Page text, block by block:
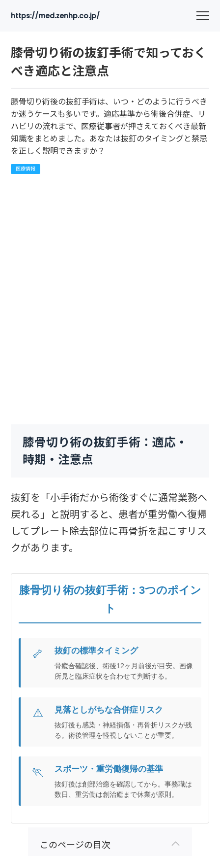
https://med.zenhp.co.jp/
膝骨切り術の抜釘手術で知っておく
べき適応と注意点
膝骨切り術後の抜釘手術は、いつ・どのように行うべき
か迷うケースも多いです。適応基準から術後合併症、リ
ハビリの流れまで、医療従事者が押さえておくべき最新
知識をまとめました。あなたは抜釘のタイミングと禁忌
を正しく説明できますか？
医療情報
膝骨切り術の抜釘手術：適応・
時期・注意点
抜釘を「小手術だから術後すぐに通常業務へ
戻れる」と説明すると、患者が重労働へ復帰
してプレート除去部位に再骨折を起こすリス
クがあります。
膝骨切り術の抜釘手術：3つのポイン
ト
🦴 抜釘の標準タイミング
骨癒合確認後、術後12ヶ月前後が目安。画像
所見と臨床症状を合わせて判断する。
⚠️ 見落としがちな合併症リスク
抜釘後も感染・神経損傷・再骨折リスクが残
る。術後管理を軽視しないことが重要。
🏃 スポーツ・重労働復帰の基準
抜釘後は創部治癒を確認してから。事務職は
数日、重労働は創治癒まで休業が原則。
このページの目次